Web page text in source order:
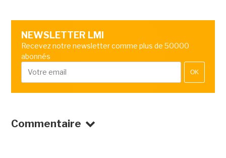
NEWSLETTER LMI
Recevez notre newsletter comme plus de 50000
abonnés
OK
Commentaire